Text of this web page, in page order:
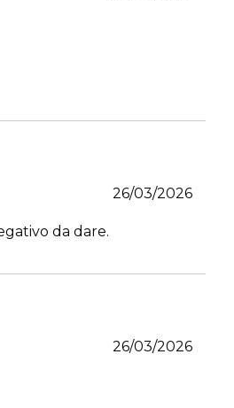
26/03/2026
da dare.
26/03/2026